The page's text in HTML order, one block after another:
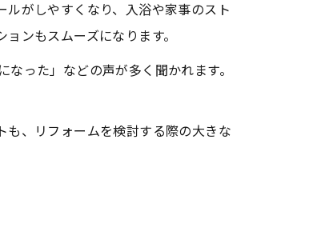
がしやすくなり、入浴や家事のスト
ンもスムーズになります。
った」などの声が多く聞かれます。
も、リフォームを検討する際の大きな